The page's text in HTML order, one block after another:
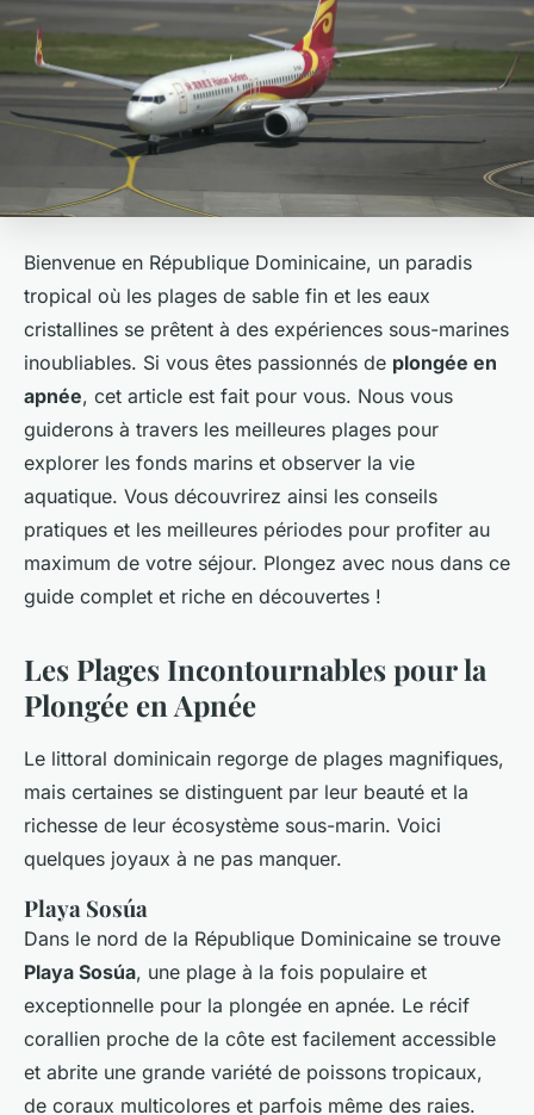
Bienvenue en République Dominicaine, un paradis
tropical où les plages de sable fin et les eaux
cristallines se prêtent à des expériences sous-marines
inoubliables. Si vous êtes passionnés de plongée en
apnée, cet article est fait pour vous. Nous vous
guiderons à travers les meilleures plages pour
explorer les fonds marins et observer la vie
aquatique. Vous découvrirez ainsi les conseils
pratiques et les meilleures périodes pour profiter au
maximum de votre séjour. Plongez avec nous dans ce
guide complet et riche en découvertes !
Les Plages Incontournables pour la
Plongée en Apnée
Le littoral dominicain regorge de plages magnifiques,
mais certaines se distinguent par leur beauté et la
richesse de leur écosystème sous-marin. Voici
quelques joyaux à ne pas manquer.
Playa Sosúa
Dans le nord de la République Dominicaine se trouve
Playa Sosúa, une plage à la fois populaire et
exceptionnelle pour la plongée en apnée. Le récif
corallien proche de la côte est facilement accessible
et abrite une grande variété de poissons tropicaux,
de coraux multicolores et parfois même des raies.